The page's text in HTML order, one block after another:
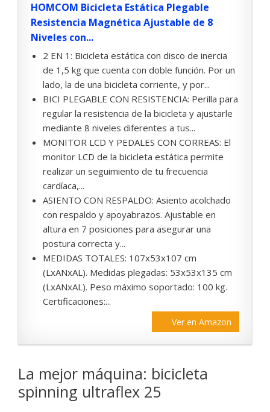
HOMCOM Bicicleta Estática Plegable
Resistencia Magnética Ajustable de 8
Niveles con...
2 EN 1: Bicicleta estática con disco de inercia
de 1,5 kg que cuenta con doble función. Por un
lado, la de una bicicleta corriente, y por...
BICI PLEGABLE CON RESISTENCIA: Perilla para
regular la resistencia de la bicicleta y ajustarle
mediante 8 niveles diferentes a tus...
MONITOR LCD Y PEDALES CON CORREAS: El
monitor LCD de la bicicleta estática permite
realizar un seguimiento de tu frecuencia
cardíaca,...
ASIENTO CON RESPALDO: Asiento acolchado
con respaldo y apoyabrazos. Ajustable en
altura en 7 posiciones para asegurar una
postura correcta y...
MEDIDAS TOTALES: 107x53x107 cm
(LxANxAL). Medidas plegadas: 53x53x135 cm
(LxANxAL). Peso máximo soportado: 100 kg.
Certificaciones:...
Ver en Amazon
La mejor máquina: bicicleta
spinning ultraflex 25